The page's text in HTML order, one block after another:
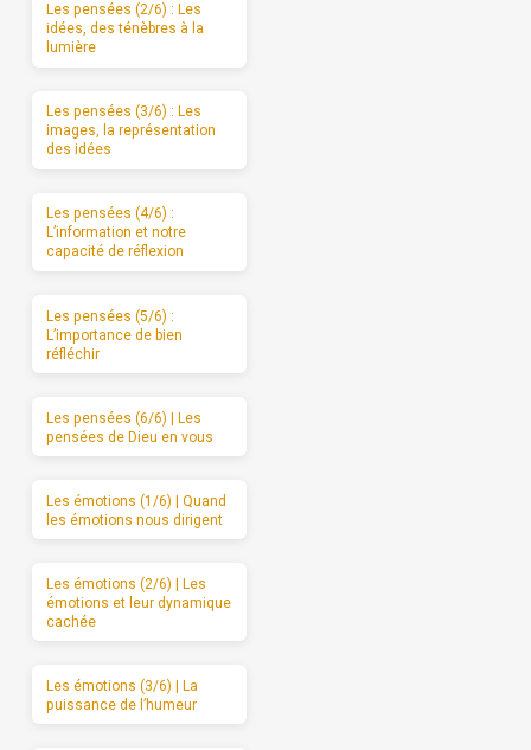
Les pensées (2/6) : Les
idées, des ténèbres à la
lumière
Les pensées (3/6) : Les
images, la représentation
des idées
Les pensées (4/6) :
L’information et notre
capacité de réflexion
Les pensées (5/6) :
L’importance de bien
réfléchir
Les pensées (6/6) | Les
pensées de Dieu en vous
Les émotions (1/6) | Quand
les émotions nous dirigent
Les émotions (2/6) | Les
émotions et leur dynamique
cachée
Les émotions (3/6) | La
puissance de l’humeur